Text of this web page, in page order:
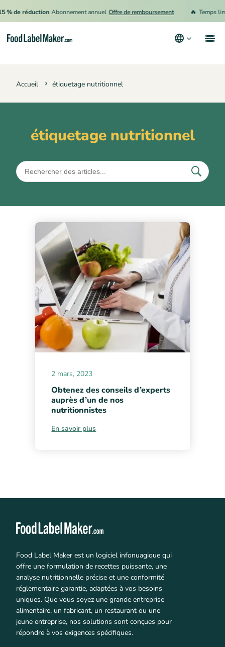
% de réduction Abonnement annuel Offre de remboursement 🔥 Temps
Accueil étiquetage nutritionnel
étiquetage nutritionnel
2 mars, 2023
Obtenez des conseils d’experts
auprès d’un de nos
nutritionnistes
En savoir plus
Food Label Maker est un logiciel infonuagique qui
offre une formulation de recettes puissante, une
analyse nutritionnelle précise et une conformité
réglementaire garantie, adaptées à vos besoins
uniques. Que vous soyez une grande entreprise
alimentaire, un fabricant, un restaurant ou une
jeune entreprise, nos solutions sont conçues pour
répondre à vos exigences spécifiques.
Engager un expert
Conditions générales d’utilisation